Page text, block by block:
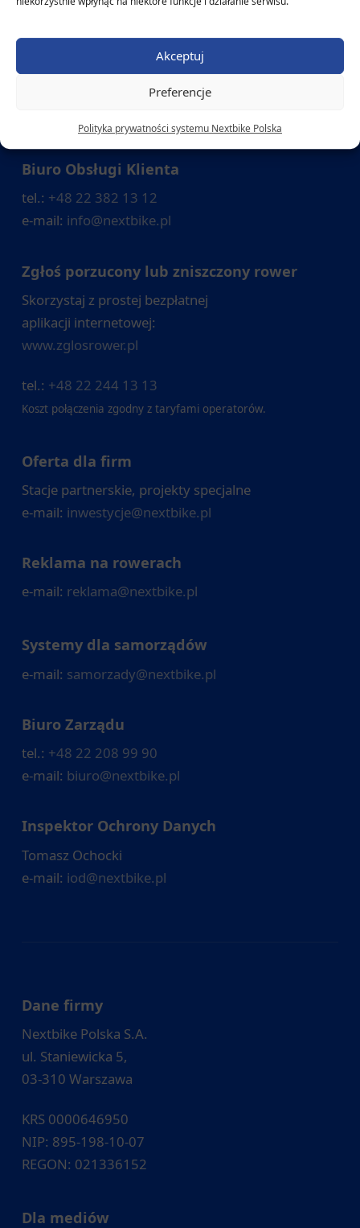
Akceptuj
Preferencje
Polityka prywatności systemu Nextbike Polska
marca do końca listopada. System jest całkowicie
Biuro Obsługi Klienta
tel.: +48 22 382 13 12
e-mail: info@nextbike.pl
Zgłoś porzucony lub zniszczony rower
Skorzystaj z prostej bezpłatnej
aplikacji internetowej:
www.zglosrower.pl
tel.: +48 22 244 13 13
Koszt połączenia zgodny z taryfami operatorów.
Oferta dla firm
Stacje partnerskie, projekty specjalne
e-mail: inwestycje@nextbike.pl
Reklama na rowerach
e-mail: reklama@nextbike.pl
Systemy dla samorządów
e-mail: samorzady@nextbike.pl
Biuro Zarządu
tel.: +48 22 208 99 90
e-mail: biuro@nextbike.pl
Inspektor Ochrony Danych
Tomasz Ochocki
e-mail: iod@nextbike.pl
Dane firmy
Nextbike Polska S.A.
ul. Staniewicka 5,
03-310 Warszawa
KRS 0000646950
NIP: 895-198-10-07
REGON: 021336152
Dla mediów